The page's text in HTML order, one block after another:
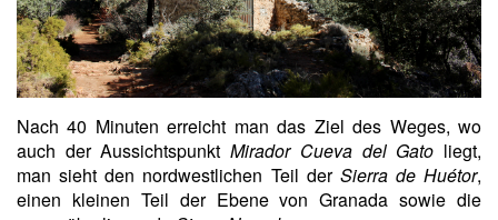
Nach 40 Minuten erreicht man das Ziel des Weges, wo
auch der AussichtspunktMirador Cueva del Gato liegt,
man sieht den nordwestlichen Teil der Sierra de Huétor,
einen kleinen Teil der Ebene von Granada sowie die